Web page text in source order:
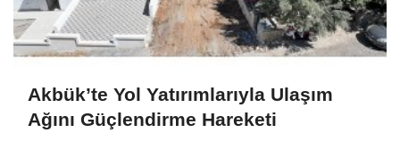
Akbük’te Yol Yatırımlarıyla Ulaşım
Ağını Güçlendirme Hareketi